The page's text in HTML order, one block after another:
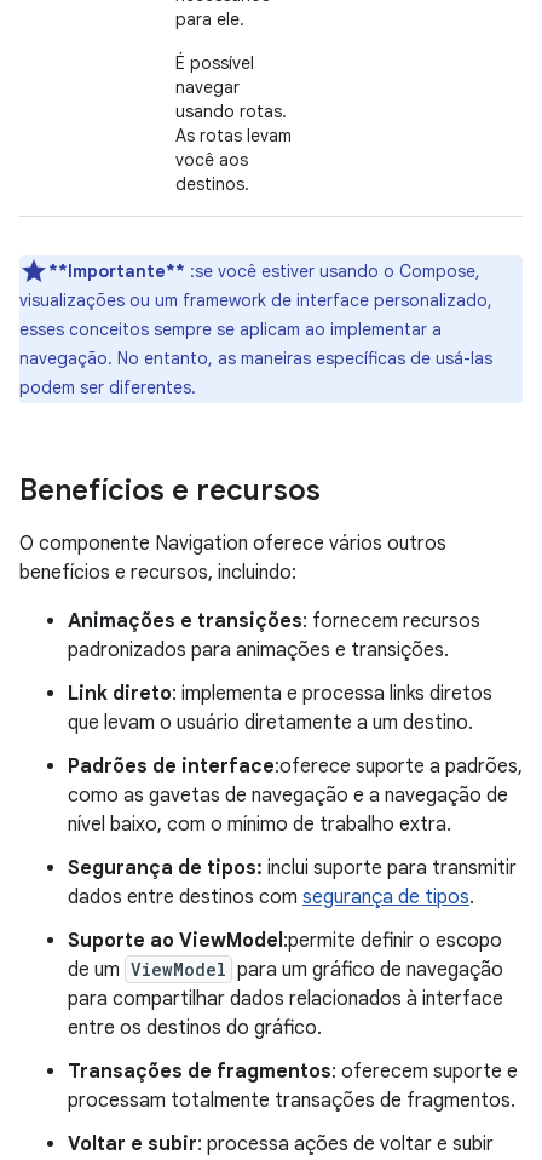
para ele.
É possível
navegar
usando rotas.
As rotas levam
você aos
destinos.
**Importante** :se você estiver usando o Compose,
visualizações ou um framework de interface personalizado,
esses conceitos sempre se aplicam ao implementar a
navegação. No entanto, as maneiras específicas de usá-las
podem ser diferentes.
Benefícios e recursos
O componente Navigation oferece vários outros
benefícios e recursos, incluindo:
Animações e transições: fornecem recursos
padronizados para animações e transições.
Link direto: implementa e processa links diretos
que levam o usuário diretamente a um destino.
Padrões de interface:oferece suporte a padrões,
como as gavetas de navegação e a navegação de
nível baixo, com o mínimo de trabalho extra.
Segurança de tipos: inclui suporte para transmitir
dados entre destinos com segurança de tipos.
Suporte ao ViewModel:permite definir o escopo
de um ViewModel para um gráfico de navegação
para compartilhar dados relacionados à interface
entre os destinos do gráfico.
Transações de fragmentos: oferecem suporte e
processam totalmente transações de fragmentos.
Voltar e subir: processa ações de voltar e subir